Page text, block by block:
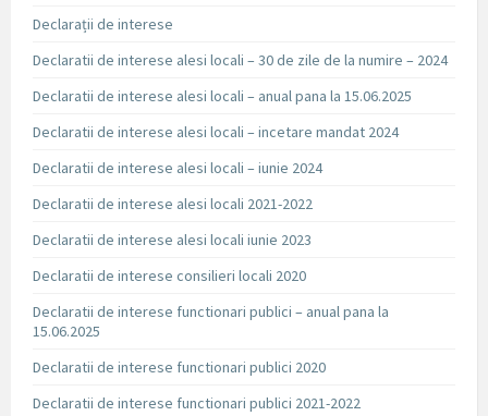
Declarații de interese
Declaratii de interese alesi locali – 30 de zile de la numire – 2024
Declaratii de interese alesi locali – anual pana la 15.06.2025
Declaratii de interese alesi locali – incetare mandat 2024
Declaratii de interese alesi locali – iunie 2024
Declaratii de interese alesi locali 2021-2022
Declaratii de interese alesi locali iunie 2023
Declaratii de interese consilieri locali 2020
Declaratii de interese functionari publici – anual pana la
15.06.2025
Declaratii de interese functionari publici 2020
Declaratii de interese functionari publici 2021-2022